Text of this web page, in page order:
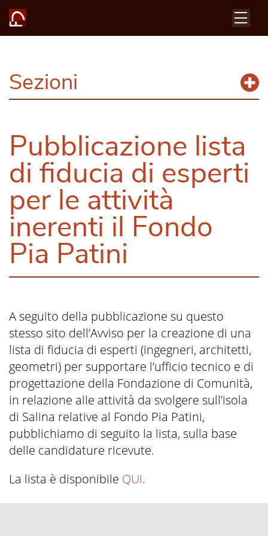
Sezioni
Pubblicazione lista
di fiducia di esperti
per le attività
inerenti il Fondo
Pia Patini
A seguito della pubblicazione su questo
stesso sito dell’Avviso per la creazione di una
lista di fiducia di esperti (ingegneri, architetti,
geometri) per supportare l’ufficio tecnico e di
progettazione della Fondazione di Comunità,
in relazione alle attività da svolgere sull’isola
di Salina relative al Fondo Pia Patini,
pubblichiamo di seguito la lista, sulla base
delle candidature ricevute.
La lista è disponibile QUI.